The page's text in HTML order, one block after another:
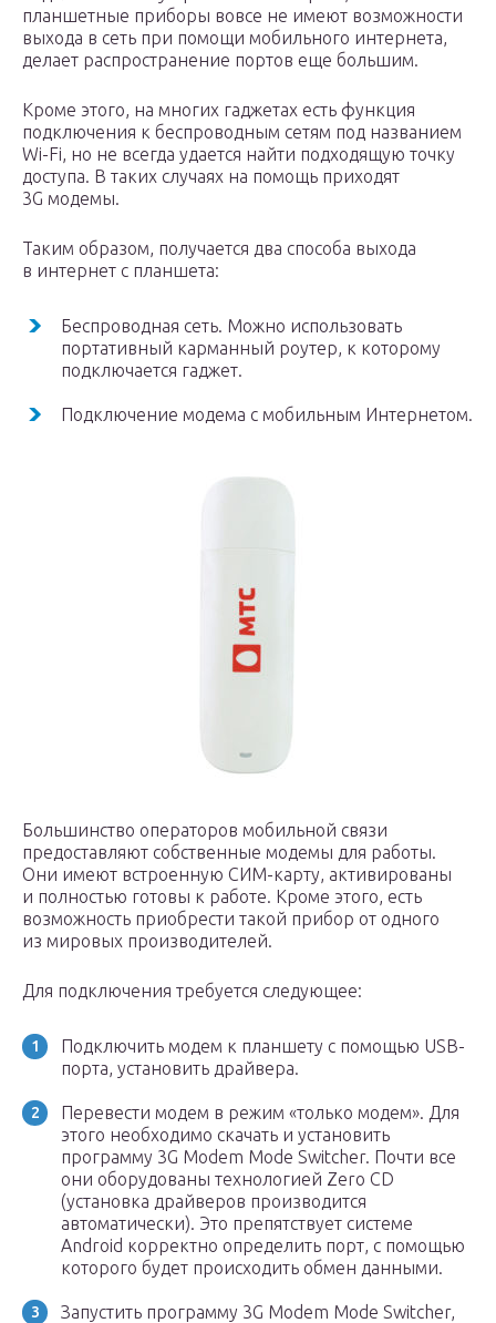
планшетные приборы вовсе не имеют возможности
выхода в сеть при помощи мобильного интернета,
делает распространение портов еще большим.
Кроме этого, на многих гаджетах есть функция
подключения к беспроводным сетям под названием
Wi-Fi, но не всегда удается найти подходящую точку
доступа. В таких случаях на помощь приходят
3G модемы.
Таким образом, получается два способа выхода
в интернет с планшета:
Беспроводная сеть. Можно использовать
портативный карманный роутер, к которому
подключается гаджет.
Подключение модема с мобильным Интернетом.
Большинство операторов мобильной связи
предоставляют собственные модемы для работы.
Они имеют встроенную СИМ-карту, активированы
и полностью готовы к работе. Кроме этого, есть
возможность приобрести такой прибор от одного
из мировых производителей.
Для подключения требуется следующее:
Подключить модем к планшету с помощью USB-
порта, установить драйвера.
Перевести модем в режим «только модем». Для
этого необходимо скачать и установить
программу 3G Modem Mode Switcher. Почти все
они оборудованы технологией Zero CD
(установка драйверов производится
автоматически). Это препятствует системе
Android корректно определить порт, с помощью
которого будет происходить обмен данными.
Запустить программу 3G Modem Mode Switcher,